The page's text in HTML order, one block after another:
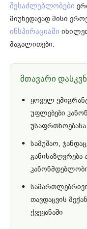
შესაძლებლობები
მიუხედავად მისი
ინსპირაციაში
მაგალითები.
მთავარი
ყოველ
უფლებები
სამუშაო,
თავდაცვის
ქვეყანაში